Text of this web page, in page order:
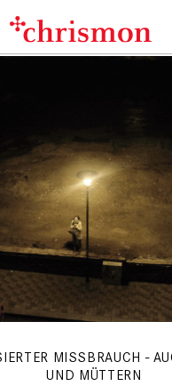
MISSBRAUCH -
UND MÜTTERN